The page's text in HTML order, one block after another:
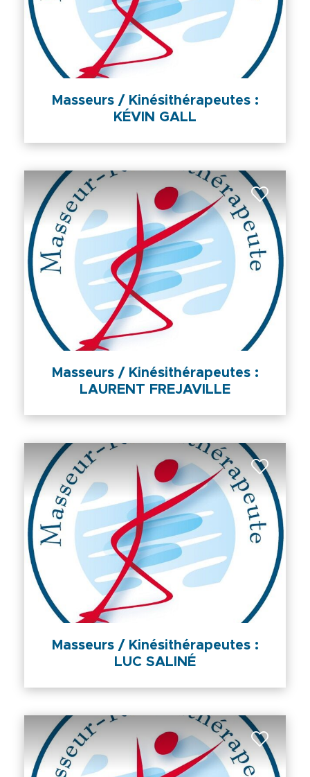
Masseurs / Kinésithérapeutes :
KÉVIN GALL
Masseurs / Kinésithérapeutes :
LAURENT FREJAVILLE
Masseurs / Kinésithérapeutes :
LUC SALINÉ